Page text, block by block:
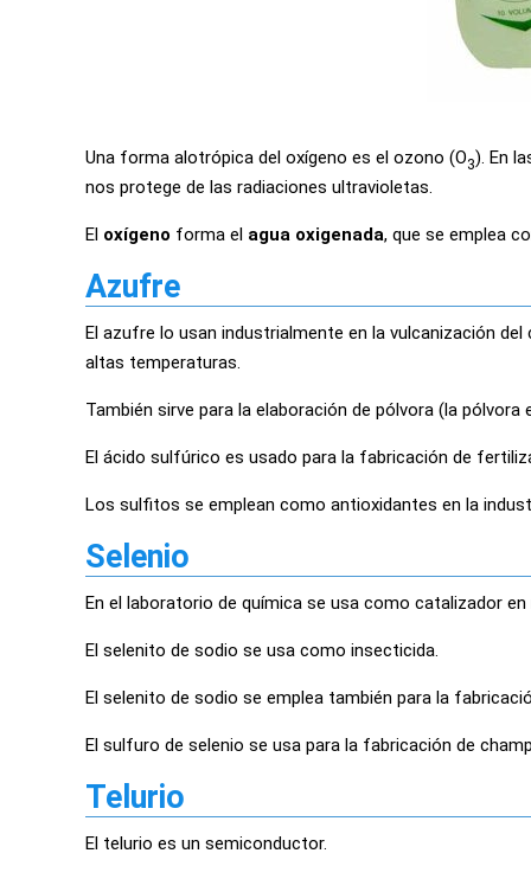
Una forma alotrópica del oxígeno es el ozono (O3). En
nos protege de las radiaciones ultravioletas.
El oxígeno forma el agua oxigenada, que se emplea
Azufre
El azufre lo usan industrialmente en la vulcanización
altas temperaturas.
También sirve para la elaboración de pólvora (la
El ácido sulfúrico es usado para la fabricación de
Los sulfitos se emplean como antioxidantes en la
Selenio
En el laboratorio de química se usa como catalizador
El selenito de sodio se usa como insecticida.
El selenito de sodio se emplea también para la
El sulfuro de selenio se usa para la fabricación de
Telurio
El telurio es un semiconductor.